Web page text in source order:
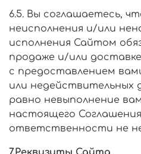
6.5. Вы соглашаетесь,
неисполнения и/или
исполнения Сайтом
продаже и/или
с предоставлением
или недействительных
равно невыполнение
настоящего
ответственности не